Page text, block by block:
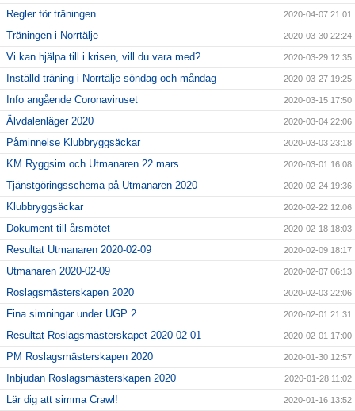
Regler för träningen 2020-04-07 21:01
Träningen i Norrtälje 2020-03-30 22:24
Vi kan hjälpa till i krisen, vill du vara med? 2020-03-29 12:35
Inställd träning i Norrtälje söndag och måndag 2020-03-27 19:25
Info angående Coronaviruset 2020-03-15 17:50
Älvdalenläger 2020 2020-03-04 22:06
Påminnelse Klubbryggsäckar 2020-03-03 23:18
KM Ryggsim och Utmanaren 22 mars 2020-03-01 16:08
Tjänstgöringsschema på Utmanaren 2020 2020-02-24 19:36
Klubbryggsäckar 2020-02-22 12:06
Dokument till årsmötet 2020-02-18 18:03
Resultat Utmanaren 2020-02-09 2020-02-09 18:17
Utmanaren 2020-02-09 2020-02-07 06:13
Roslagsmästerskapen 2020 2020-02-03 22:06
Fina simningar under UGP 2 2020-02-01 21:31
Resultat Roslagsmästerskapet 2020-02-01 2020-02-01 17:00
PM Roslagsmästerskapen 2020 2020-01-30 12:57
Inbjudan Roslagsmästerskapen 2020 2020-01-28 11:02
Lär dig att simma Crawl! 2020-01-16 13:52